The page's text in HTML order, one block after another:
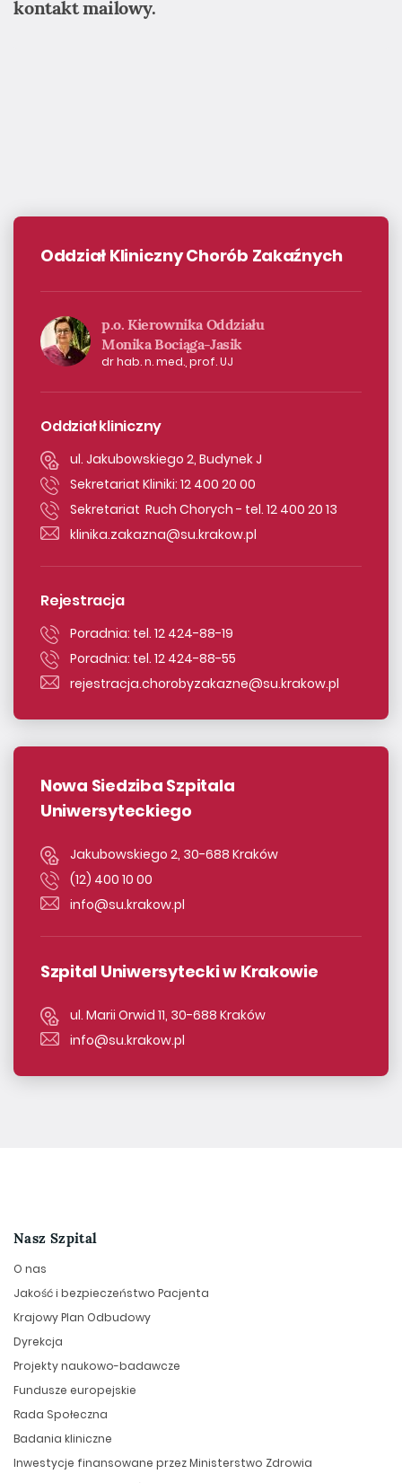
kontakt mailowy.
Oddział Kliniczny Chorób Zakaźnych
p.o. Kierownika Oddziału
Monika Bociąga-Jasik
dr hab. n. med., prof. UJ
Oddział kliniczny
ul. Jakubowskiego 2, Budynek J
Sekretariat Kliniki: 12 400 20 00
Sekretariat Ruch Chorych - tel. 12 400 20 13
klinika.zakazna@su.krakow.pl
Rejestracja
Poradnia: tel. 12 424-88-19
Poradnia: tel. 12 424-88-55
rejestracja.chorobyzakazne@su.krakow.pl
Nowa Siedziba Szpitala
Uniwersyteckiego
Jakubowskiego 2, 30-688 Kraków
(12) 400 10 00
info@su.krakow.pl
Szpital Uniwersytecki w Krakowie
ul. Marii Orwid 11, 30-688 Kraków
info@su.krakow.pl
Nasz Szpital
O nas
Jakość i bezpieczeństwo Pacjenta
Krajowy Plan Odbudowy
Dyrekcja
Projekty naukowo-badawcze
Fundusze europejskie
Rada Społeczna
Badania kliniczne
Inwestycje finansowane przez Ministerstwo Zdrowia